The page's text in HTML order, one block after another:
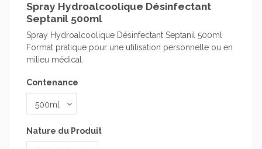
Spray Hydroalcoolique Désinfectant
Septanil 500ml
Spray Hydroalcoolique Désinfectant Septanil 500ml
Format pratique pour une utilisation personnelle ou en
milieu médical.
Contenance
Nature du Produit